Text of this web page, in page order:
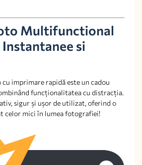
Multifunctional
Instantanee si
imprimare rapidă este un cadou
funcționalitatea cu distracția.
sigur și ușor de utilizat, oferind o
celor mici în lumea fotografiei!